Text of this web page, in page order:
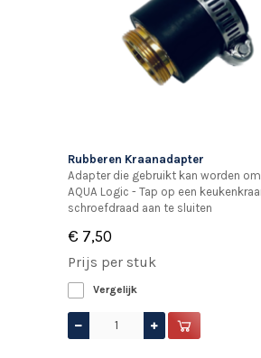
Rubberen Kraanadapter
Adapter die gebruikt kan worden
AQUA Logic - Tap op een
schroefdraad aan te sluiten
€ 7,50
Prijs per stuk
Vergelijk